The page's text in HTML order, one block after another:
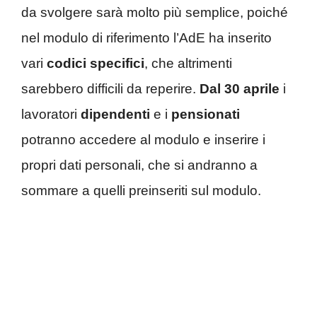
da svolgere sarà molto più semplice, poiché
nel modulo di riferimento l’AdE ha inserito
vari codici specifici, che altrimenti
sarebbero difficili da reperire. Dal 30 aprile i
lavoratori dipendenti e i pensionati
potranno accedere al modulo e inserire i
propri dati personali, che si andranno a
sommare a quelli preinseriti sul modulo.